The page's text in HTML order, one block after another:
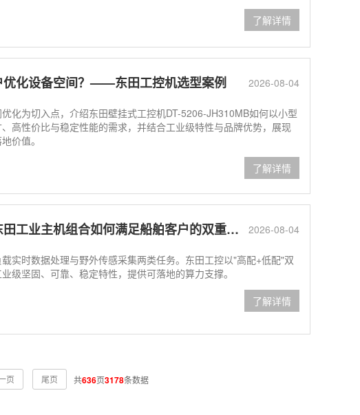
了解详情
2026-08-04
优化设备空间？——东田工控机选型案例
为切入点，介绍东田壁挂式工控机DT-5206-JH310MB如何以小型
高性价比与稳定性能的需求，并结合工业级特性与品牌优势，展现
价值。
了解详情
2026-08-04
业主机组合如何满足船舶客户的双重作业需求
实时数据处理与野外传感采集两类任务。东田工控以"高配+低配"双
级坚固、可靠、稳定特性，提供可落地的算力支撑。
了解详情
页 尾页 共636页3178条数据